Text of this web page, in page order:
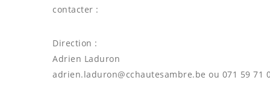
contacter :
Direction :
Adrien Laduron
adrien.laduron@cchautesambre.be ou 071 59 71